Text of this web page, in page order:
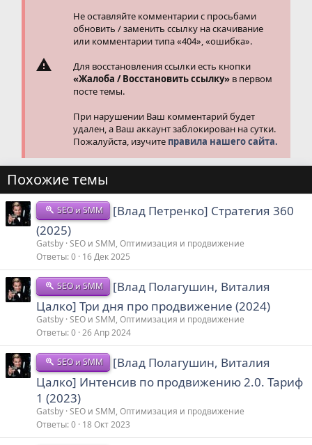
Не оставляйте комментарии с просьбами
обновить / заменить ссылку на скачивание
или комментарии типа «404», «ошибка».
Для восстановления ссылки есть кнопки
«Жалоба / Восстановить ссылку» в первом
посте темы.
При нарушении Ваш комментарий будет
удален, а Ваш аккаунт заблокирован на сутки.
Пожалуйста, изучите правила нашего сайта.
Похожие темы
SEO и SMM
[Влад Петренко] Стратегия 360
(2025)
Gatsby SEO и SMM, Оптимизация и продвижение
Ответы 0 16 Дек 2025
SEO и SMM
[Влад Полагушин, Виталия
Цалко] Три дня про продвижение (2024)
Gatsby SEO и SMM, Оптимизация и продвижение
Ответы 0 26 Апр 2024
SEO и SMM
[Влад Полагушин, Виталия
Цалко] Интенсив по продвижению 2.0. Тариф
1 (2023)
Gatsby SEO и SMM, Оптимизация и продвижение
Ответы 0 18 Окт 2023